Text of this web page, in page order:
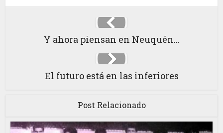
Y ahora piensan en Neuquén…
El futuro está en las inferiores
Post Relacionado